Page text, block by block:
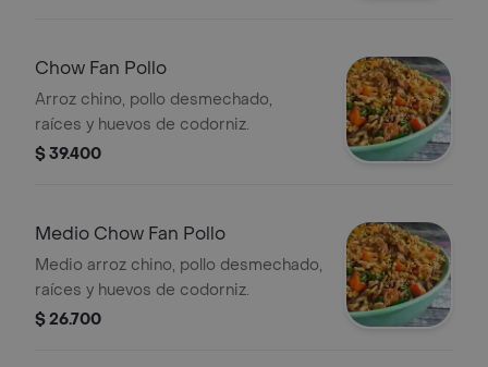
Chow Fan Pollo
Arroz chino, pollo desmechado,
raíces y huevos de codorniz.
$ 39.400
Medio Chow Fan Pollo
Medio arroz chino, pollo desmechado,
raíces y huevos de codorniz.
$ 26.700